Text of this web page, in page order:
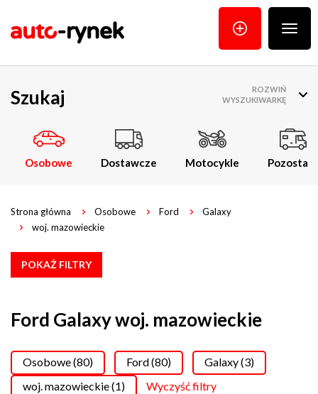
menu
Szukaj
Osobowe Dostawcze Motocykle Pozostałe
ROZWIŃ
WYSZUKIWARKĘ
Strona główna Osobowe Ford
Galaxy
woj. mazowieckie
POKAŻ FILTRY
Ford Galaxy woj. mazowieckie
Osobowe (80) Ford (80)
Galaxy (3)
woj. mazowieckie (1)
Wyczyść filtry